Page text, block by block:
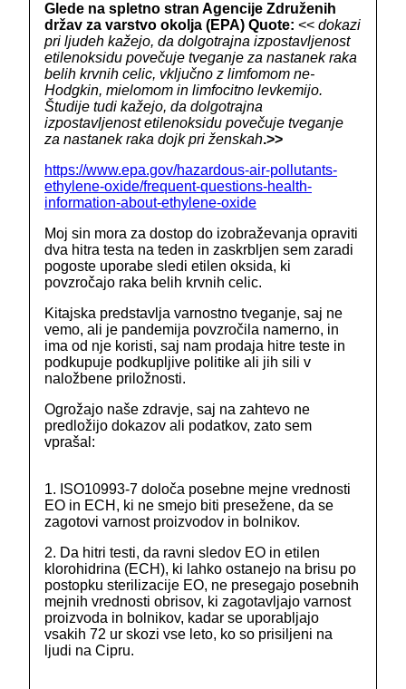
Glede na spletno stran Agencije Združenih
držav za varstvo okolja (EPA) Quote: << dokazi
pri ljudeh kažejo, da dolgotrajna izpostavljenost
etilenoksidu povečuje tveganje za nastanek raka
belih krvnih celic, vključno z limfomom ne-
Hodgkin, mielomom in limfocitno levkemijo.
Študije tudi kažejo, da dolgotrajna
izpostavljenost etilenoksidu povečuje tveganje
za nastanek raka dojk pri ženskah.>>
https://www.epa.gov/hazardous-air-pollutants-
ethylene-oxide/frequent-questions-health-
information-about-ethylene-oxide
Moj sin mora za dostop do izobraževanja opraviti
dva hitra testa na teden in zaskrbljen sem zaradi
pogoste uporabe sledi etilen oksida, ki
povzročajo raka belih krvnih celic.
Kitajska predstavlja varnostno tveganje, saj ne
vemo, ali je pandemija povzročila namerno, in
ima od nje koristi, saj nam prodaja hitre teste in
podkupuje podkupljive politike ali jih sili v
naložbene priložnosti.
Ogrožajo naše zdravje, saj na zahtevo ne
predložijo dokazov ali podatkov, zato sem
vprašal:
1. ISO10993-7 določa posebne mejne vrednosti
EO in ECH, ki ne smejo biti presežene, da se
zagotovi varnost proizvodov in bolnikov.
2. Da hitri testi, da ravni sledov EO in etilen
klorohidrina (ECH), ki lahko ostanejo na brisu po
postopku sterilizacije EO, ne presegajo posebnih
mejnih vrednosti obrisov, ki zagotavljajo varnost
proizvoda in bolnikov, kadar se uporabljajo
vsakih 72 ur skozi vse leto, ko so prisiljeni na
ljudi na Cipru.